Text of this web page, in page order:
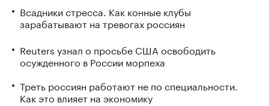
Всадники стресса. Как конные клубы
зарабатывают на тревогах россиян
Reuters узнал о просьбе США освободить
осужденного в России морпеха
Треть россиян работают не по специальности.
Как это влияет на экономику